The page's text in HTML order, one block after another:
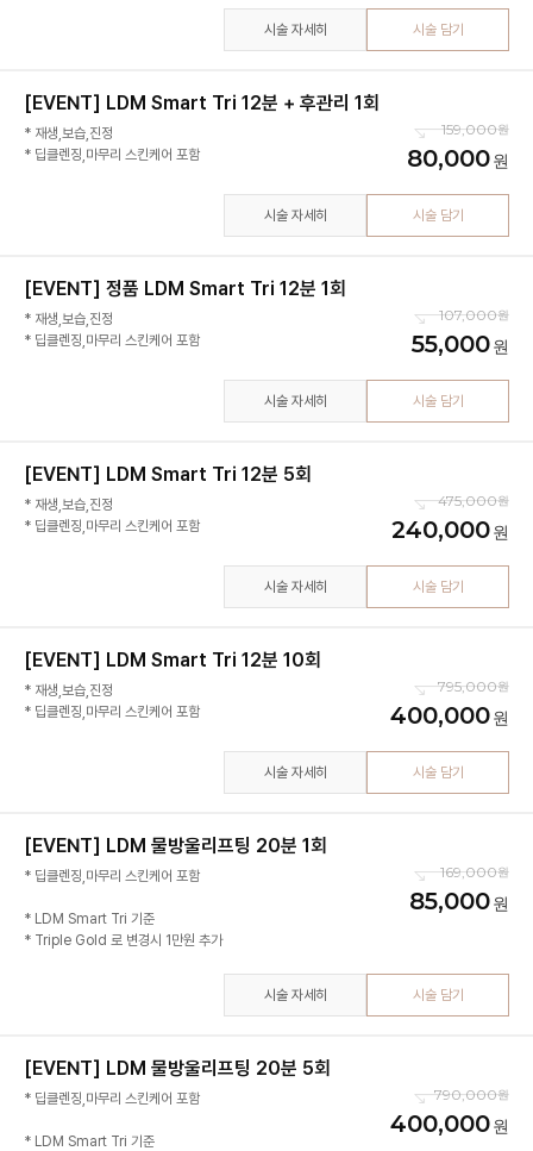
시술 자세히 시술 담기
[EVENT] LDM Smart Tri 12분 + 후관리 1회
* 재생,보습,진정
159,000
80,000
시술 자세히 시술 담기
[EVENT] 정품 LDM Smart Tri 12분 1회
* 재생,보습,진정
* 딥클렌징,마무리 스킨케어 포함
107,000
55,000
시술 자세히 시술 담기
[EVENT] LDM Smart Tri 12분 5회
* 재생,보습,진정
475,000
240,000
시술 자세히 시술 담기
[EVENT] LDM Smart Tri 12분 10회
* 재생,보습,진정
795,000
400,000
시술 자세히 시술 담기
[EVENT] LDM 물방울리프팅 20분 1회
* 딥클렌징,마무리 스킨케어 포함
* LDM Smart Tri 기준
* Triple Gold 로 변경시 1만원 추가
169,000
85,000
시술 자세히 시술 담기
[EVENT] LDM 물방울리프팅 20분 5회
* 딥클렌징,마무리 스킨케어 포함
* LDM Smart Tri 기준
790,000
400,000